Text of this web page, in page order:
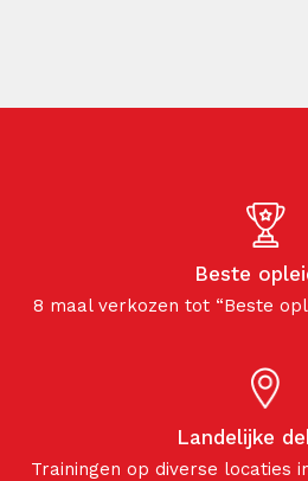
Beste
8 maal verkozen tot “Beste
Landelijke
Trainingen op diverse locaties